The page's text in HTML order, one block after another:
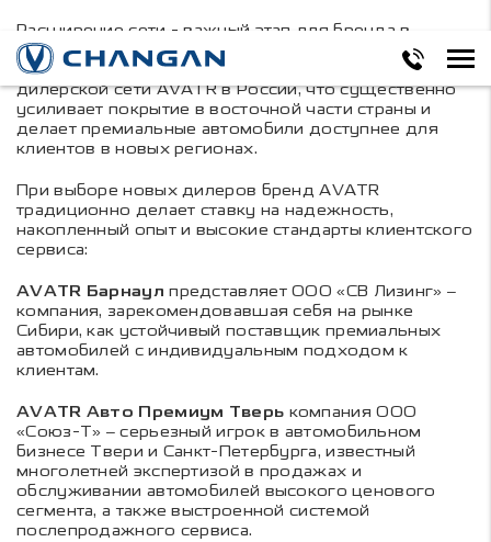
Расширение сети - важный этап для бренда в
России. Особое значение имеет выход в Сибирский
регион: Барнаул стал самой восточной точкой
дилерской сети AVATR в России, что существенно
усиливает покрытие в восточной части страны и
делает премиальные автомобили доступнее для
клиентов в новых регионах.
При выборе новых дилеров бренд AVATR
традиционно делает ставку на надежность,
накопленный опыт и высокие стандарты клиентского
сервиса:
AVATR Барнаул представляет ООО «СВ Лизинг» –
компания, зарекомендовавшая себя на рынке
Сибири, как устойчивый поставщик премиальных
автомобилей с индивидуальным подходом к
клиентам.
AVATR Авто Премиум Тверь компания ООО
«Союз-Т» – серьезный игрок в автомобильном
бизнесе Твери и Санкт-Петербурга, известный
многолетней экспертизой в продажах и
обслуживании автомобилей высокого ценового
сегмента, а также выстроенной системой
послепродажного сервиса.